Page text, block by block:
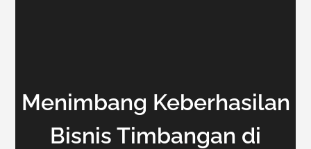
Menimbang Keberhasilan
Bisnis Timbangan di